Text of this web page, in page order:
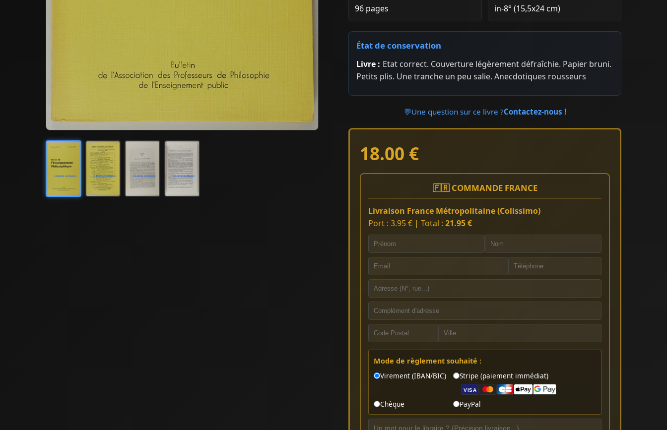
96 pages in-8° (15,5x24 cm)
État de conservation
Livre : Etat correct. Couverture légèrement défraîchie. Papier bruni.
Petits plis. Une tranche un peu salie. Anecdotiques rousseurs
💬Une question sur ce livre ?Contactez-nous !
18.00 €
🇫🇷 COMMANDE FRANCE
Livraison France Métropolitaine (Colissimo)
Port : 3.95 € | Total : 21.95 €
Mode de règlement souhaité :
Virement (IBAN/BIC)
Stripe (paiement immédiat)
VISA
Chèque PayPal